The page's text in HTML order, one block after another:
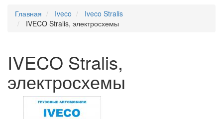
Главная
Iveco
Iveco Stralis
IVECO Stralis, электросхемы
IVECO Stralis,
электросхемы